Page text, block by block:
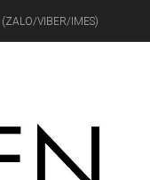
VIBER/IMES)